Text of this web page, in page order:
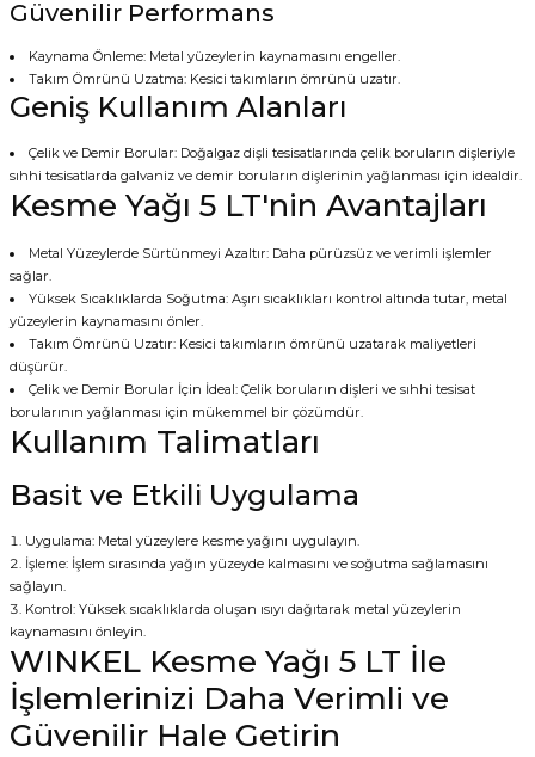
Güvenilir Performans
Kaynama Önleme: Metal yüzeylerin kaynamasını engeller.
Takım Ömrünü Uzatma: Kesici takımların ömrünü uzatır.
Geniş Kullanım Alanları
Çelik ve Demir Borular: Doğalgaz dişli tesisatlarında çelik boruların dişleriyle
sıhhi tesisatlarda galvaniz ve demir boruların dişlerinin yağlanması için idealdir.
Kesme Yağı 5 LT'nin Avantajları
Metal Yüzeylerde Sürtünmeyi Azaltır: Daha pürüzsüz ve verimli işlemler
sağlar.
Yüksek Sıcaklıklarda Soğutma: Aşırı sıcaklıkları kontrol altında tutar, metal
yüzeylerin kaynamasını önler.
Takım Ömrünü Uzatır: Kesici takımların ömrünü uzatarak maliyetleri
düşürür.
Çelik ve Demir Borular İçin İdeal: Çelik boruların dişleri ve sıhhi tesisat
borularının yağlanması için mükemmel bir çözümdür.
Kullanım Talimatları
Basit ve Etkili Uygulama
Uygulama: Metal yüzeylere kesme yağını uygulayın.
İşleme: İşlem sırasında yağın yüzeyde kalmasını ve soğutma sağlamasını
sağlayın.
Kontrol: Yüksek sıcaklıklarda oluşan ısıyı dağıtarak metal yüzeylerin
kaynamasını önleyin.
WINKEL Kesme Yağı 5 LT İle
İşlemlerinizi Daha Verimli ve
Güvenilir Hale Getirin